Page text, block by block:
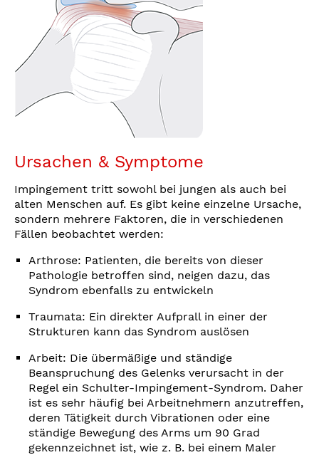
Ursachen & Symptome
Impingement tritt sowohl bei jungen als auch bei
alten Menschen auf. Es gibt keine einzelne Ursache,
sondern mehrere Faktoren, die in verschiedenen
Fällen beobachtet werden:
Arthrose: Patienten, die bereits von dieser
Pathologie betroffen sind, neigen dazu, das
Syndrom ebenfalls zu entwickeln
Traumata: Ein direkter Aufprall in einer der
Strukturen kann das Syndrom auslösen
Arbeit: Die übermäßige und ständige
Beanspruchung des Gelenks verursacht in der
Regel ein Schulter-Impingement-Syndrom. Daher
ist es sehr häufig bei Arbeitnehmern anzutreffen,
deren Tätigkeit durch Vibrationen oder eine
ständige Bewegung des Arms um 90 Grad
gekennzeichnet ist, wie z. B. bei einem Maler